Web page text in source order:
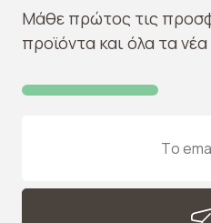
Μάθε πρώτος τις
προϊόντα και όλα τα